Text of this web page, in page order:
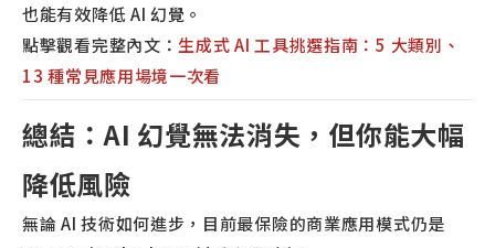
也能有效降低 AI 幻覺。
點擊觀看完整內文： 生成式 AI 工具挑選指南：5 大類別、
13 種常見應用場境一次看
總結：AI 幻覺無法消失，但你能大幅
降低風險
無論 AI 技術如何進步，目前最保險的商業應用模式仍是